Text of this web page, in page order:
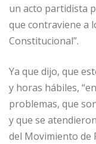
un acto partidista
que contraviene a
Constitucional”.
Ya que dijo, que
y horas hábiles,
problemas, que
y que se
del Movimiento de